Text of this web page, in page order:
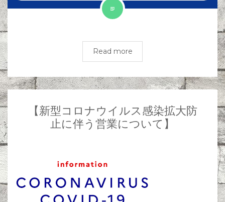
Read more
【新型コロナウイルス感染拡大防
止に伴う営業について】